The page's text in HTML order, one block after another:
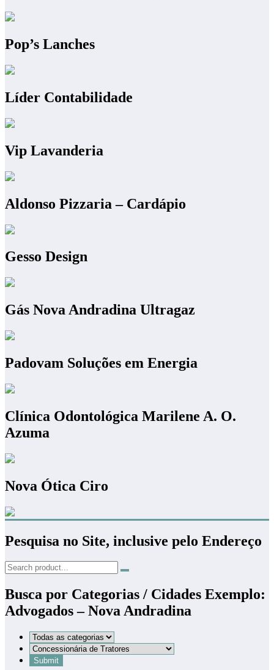
Pop’s Lanches
Líder Contabilidade
Vip Lavanderia
Aldonso Pizzaria – Cardápio
Gesso Design
Gás Nova Andradina Ultragaz
Padovam Soluções em Energia
Clínica Odontológica Marilene A. O.
Azuma
Nova Ótica Ciro
Pesquisa no Site, inclusive pelo Endereço
Busca por Categorias / Cidades Exemplo:
Advogados – Nova Andradina